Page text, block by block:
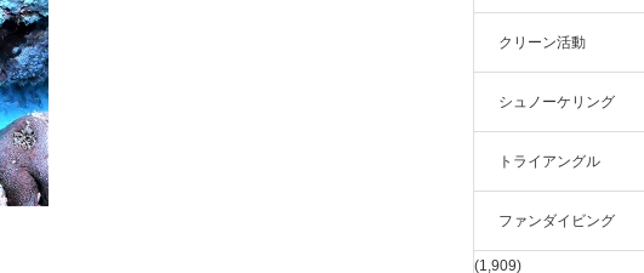
クリーン活動
シュノーケリング
トライアングル
ファンダイビング
(1,909)